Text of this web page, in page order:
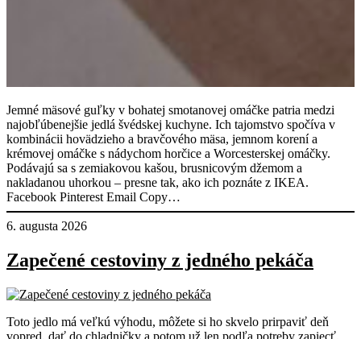
Jemné mäsové guľky v bohatej smotanovej omáčke patria medzi
najobľúbenejšie jedlá švédskej kuchyne. Ich tajomstvo spočíva v
kombinácii hovädzieho a bravčového mäsa, jemnom korení a
krémovej omáčke s nádychom horčice a Worcesterskej omáčky.
Podávajú sa s zemiakovou kašou, brusnicovým džemom a
nakladanou uhorkou – presne tak, ako ich poznáte z IKEA.
Facebook Pinterest Email Copy…
6. augusta 2026
Zapečené cestoviny z jedného pekáča
Toto jedlo má veľkú výhodu, môžete si ho skvelo prirpaviť deň
vopred, dať do chladničky a potom už len podľa potreby zapiecť.